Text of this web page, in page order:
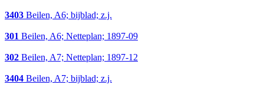
3403 Beilen, A6; bijblad; z.j.
301 Beilen, A6; Netteplan; 1897-09
302 Beilen, A7; Netteplan; 1897-12
3404 Beilen, A7; bijblad; z.j.